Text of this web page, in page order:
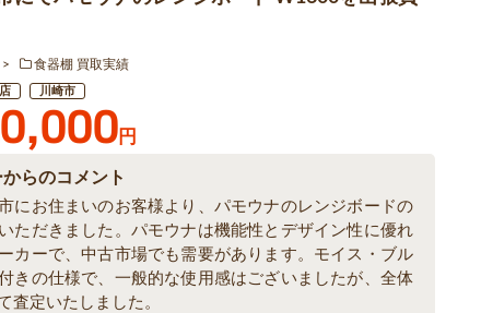
食器棚 買取実績
川崎市
円
らのコメント
にお住まいのお客様より、パモウナのレンジボードの
ただきました。パモウナは機能性とデザイン性に優れ
カーで、中古市場でも需要があります。モイス・ブル
きの仕様で、一般的な使用感はございましたが、全体
査定いたしました。